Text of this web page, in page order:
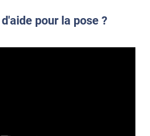
pour la pose ?